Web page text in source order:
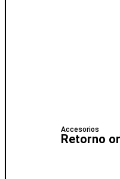
Accesorios
Retorno